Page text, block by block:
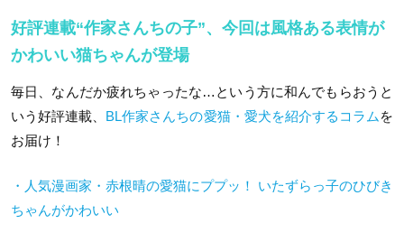
好評連載“作家さんちの子”、今回は風格ある表情が
かわいい猫ちゃんが登場
毎日、なんだか疲れちゃったな…という方に和んでもらおうと
いう好評連載、
BL作家さんちの愛猫・愛犬を紹介するコラムを
お届け！
・人気漫画家・赤根晴の愛猫にププッ！ いたずらっ子のひびき
ちゃんがかわいい